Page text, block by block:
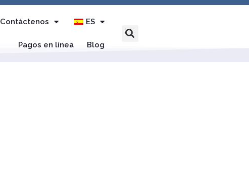
Contáctenos ES
Pagos en línea Blog